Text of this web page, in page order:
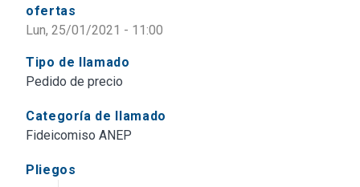
ofertas
Lun, 25/01/2021 - 11:00
Tipo de llamado
Pedido de precio
Categoría de llamado
Fideicomiso ANEP
Pliegos